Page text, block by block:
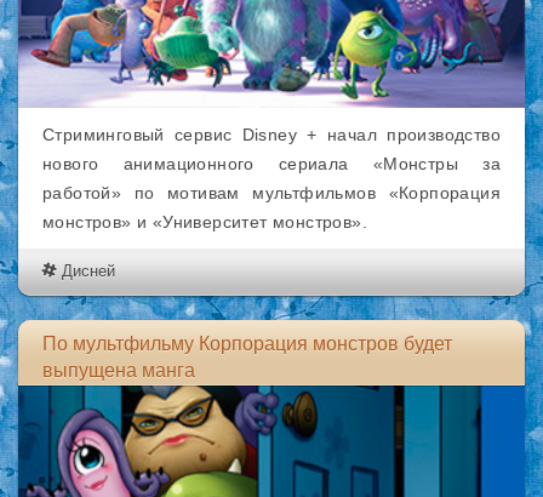
Стриминговый сервис Disney + начал производство
нового анимационного сериала «Монстры за
работой» по мотивам мультфильмов «Корпорация
монстров» и «Университет монстров».
Дисней
По мультфильму Корпорация монстров будет
выпущена манга